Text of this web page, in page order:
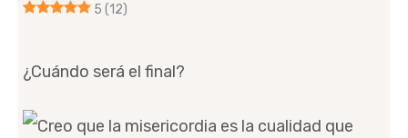
5 (12)
¿Cuándo será el final?